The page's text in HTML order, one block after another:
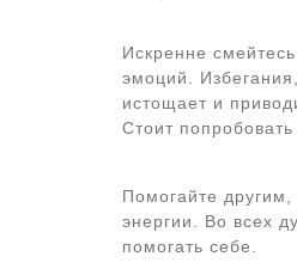
Искренне
эмоций.
истощает и
Стоит
Помогайте
энергии. Во всех
помогать себе.